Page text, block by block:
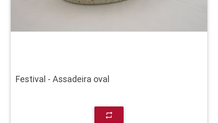
Festival - Assadeira oval
repeat